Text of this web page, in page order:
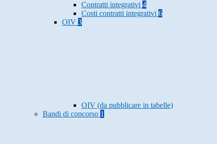
Contratti integrativi 4
Costi contratti integrativi 6
OIV 3
OIV (da pubblicare in tabelle)
Bandi di concorso 1